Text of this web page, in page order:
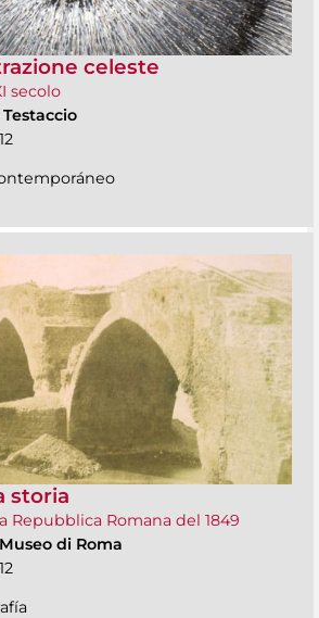
celeste
secolo
Testaccio
storia
Repubblica Romana del 1849
Museo di Roma